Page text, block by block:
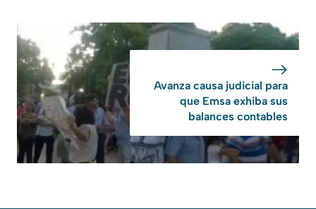
Avanza causa judicial para
que Emsa exhiba sus
balances contables